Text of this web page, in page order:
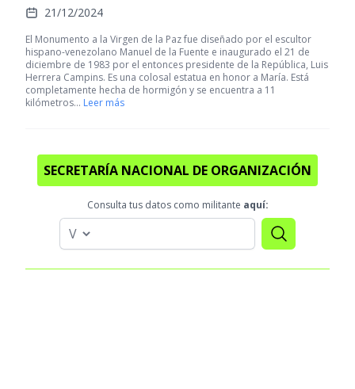
21/12/2024
El Monumento a la Virgen de la Paz fue diseñado por el escultor
hispano-venezolano Manuel de la Fuente e inaugurado el 21 de
diciembre de 1983 por el entonces presidente de la República, Luis
Herrera Campins. Es una colosal estatua en honor a María. Está
completamente hecha de hormigón y se encuentra a 11
kilómetros… Leer más
SECRETARÍA NACIONAL DE ORGANIZACIÓN
Consulta tus datos como militante aquí: